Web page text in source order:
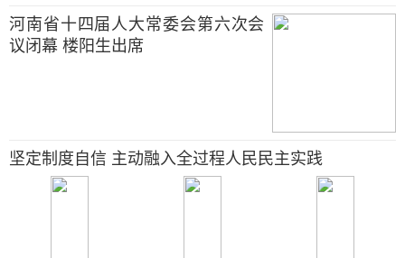
河南省十四届人大常委会第六次会
议闭幕 楼阳生出席
坚定制度自信 主动融入全过程人民民主实践